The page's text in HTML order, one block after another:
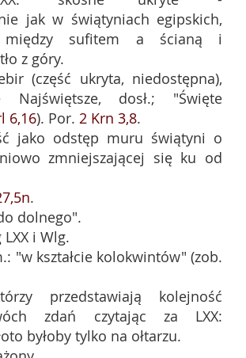
jak w świątyniach egipskich,
między sufitem a ścianą i
z góry.
(część ukryta, niedostępna),
Najświętsze, dosł.; "Święte
6,16). Por. 2 Krn 3,8.
jako odstęp muru świątyni o
zmniejszającej się ku od
.
dolnego".
i Wlg.
"w kształcie kolokwintów" (zob.
przedstawiają kolejność
zdań czytając za LXX:
byłoby tylko na ołtarzu.